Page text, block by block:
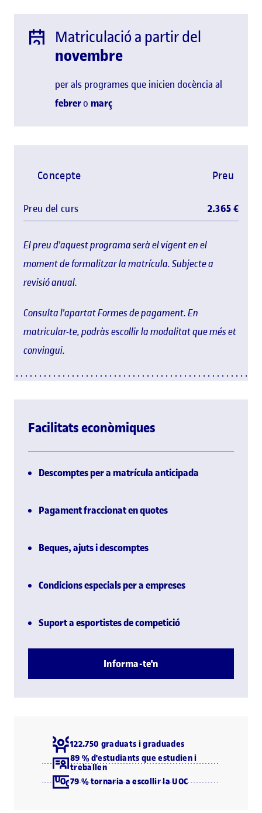
Matriculació a partir del
novembre
per als programes que inicien docència al
febrero març
El preu d'aquest programa serà el vigent en el
moment de formalitzar la matrícula. Subjecte a
revisió anual.
Consulta l'apartat Formes de pagament. En
matricular-te, podràs escollir la modalitat que més et
convingui.
Concepte Preu
Preu del curs 2.365 €
Facilitats econòmiques
Descomptes per a matrícula anticipada
Pagament fraccionat en quotes
Beques, ajuts i descomptes
Condicions especials per a empreses
Suport a esportistes de competició
Informa-te'n
122.750 graduats i graduades
89 % d'estudiants que estudien i
treballen
79 % tornaria a escollir la UOC